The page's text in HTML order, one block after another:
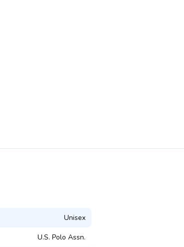
Unisex
U.S. Polo Assn.